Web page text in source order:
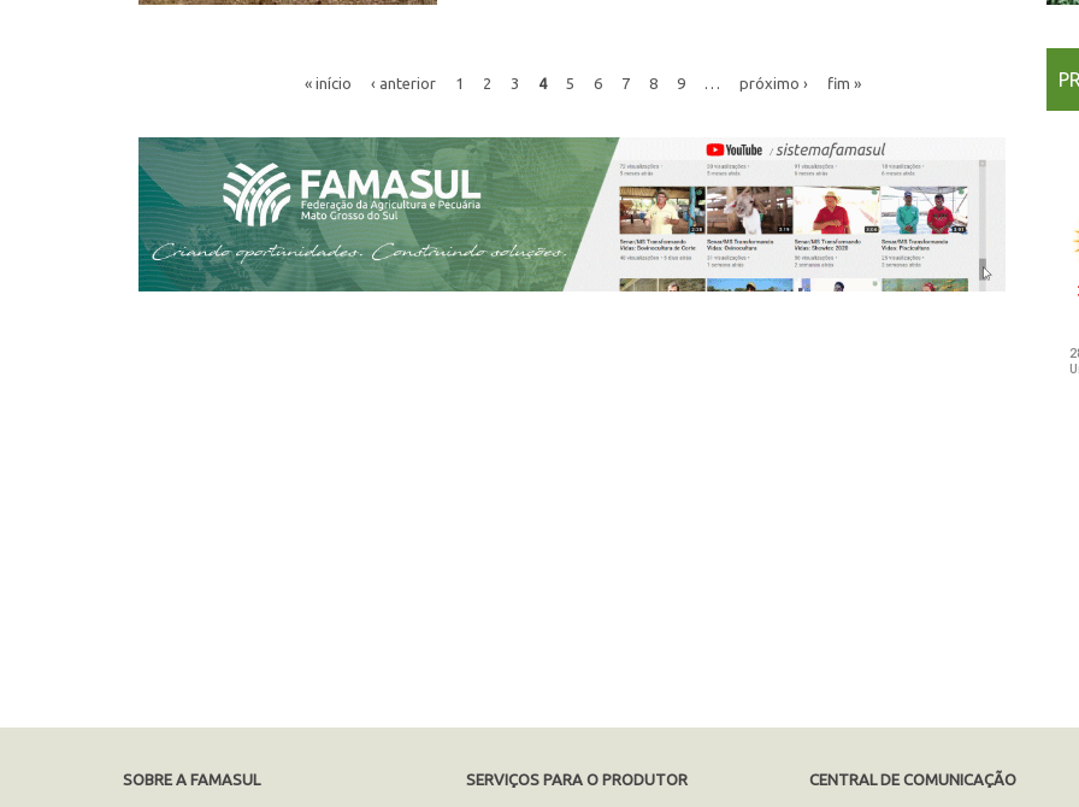
« início ‹ anterior 1 2 3 4 5 6 7 8 9 … próximo › fim »
SOBRE A FAMASUL SERVIÇOS PARA O PRODUTOR CENTRAL DE COMUNICAÇÃO